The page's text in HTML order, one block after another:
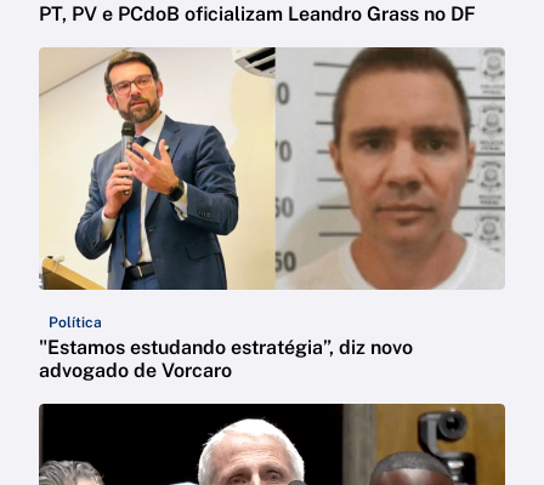
PT, PV e PCdoB oficializam Leandro Grass no DF
Política
"Estamos estudando estratégia”, diz novo
advogado de Vorcaro